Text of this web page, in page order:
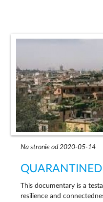
Na stronie od 2020-05-14
This documentary is a
resilience and